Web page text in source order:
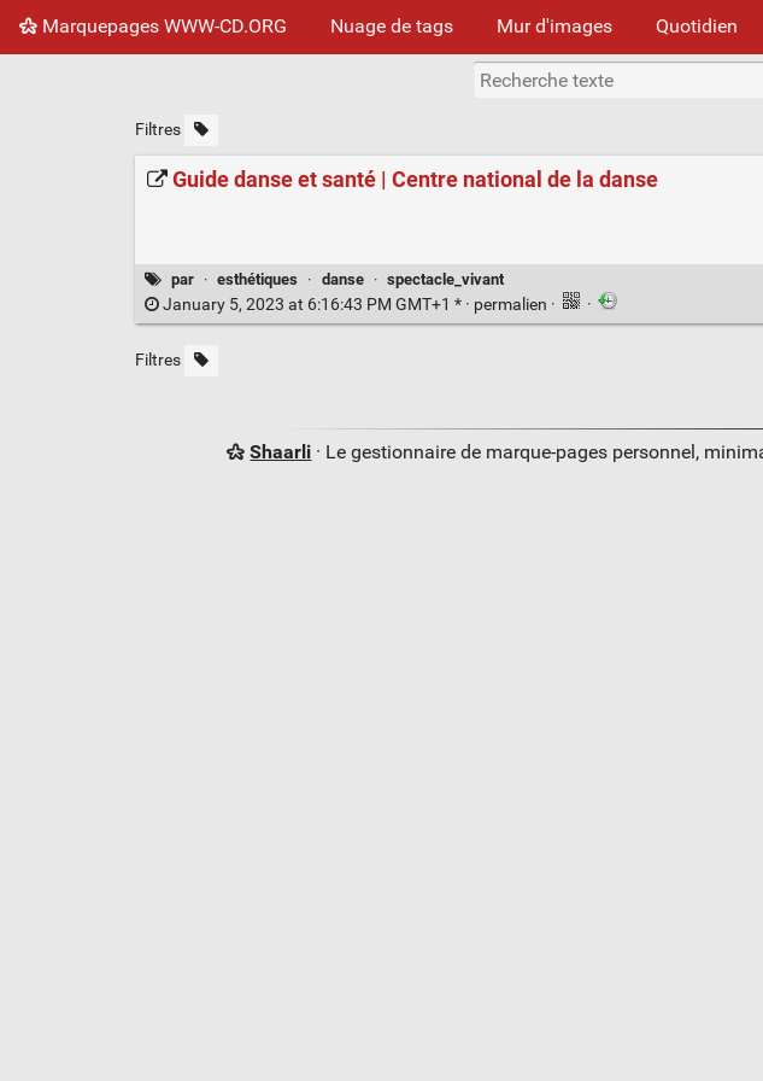
Marquepages WWW-CD.ORG Nuage de tags Mur d'images Quotidien
Filtres
Guide danse et santé | Centre national de la danse
par · esthétiques · danse · spectacle_vivant
January 5, 2023 at 6:16:43 PM GMT+1 * · permalien · ·
Filtres
Shaarli · Le gestionnaire de marque-pages personnel,